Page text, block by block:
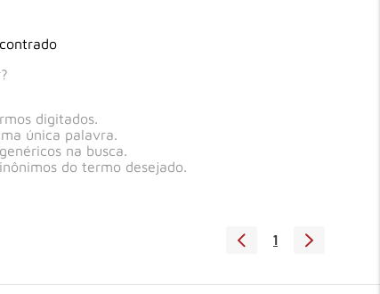
digitados.
única palavra.
na busca.
do termo desejado.
1